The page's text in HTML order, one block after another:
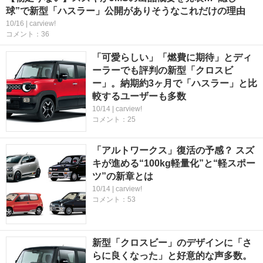
球”で新型「ハスラー」公開がありそうなこれだけの理由
10/16 | carview!
コメント：36
「可愛らしい」「燃費に期待」とディ
ーラーでも評判の新型「クロスビ
ー」。納期約3ヶ月で「ハスラー」と比
較するユーザーも多数
10/14 | carview!
コメント：25
「アルトワークス」復活の予感？ スズ
キが進める“100kg軽量化”と“軽スポー
ツ”の新章とは
10/14 | carview!
コメント：53
新型「クロスビー」のデザインに「さ
らに良くなった」と好意的な声多数。